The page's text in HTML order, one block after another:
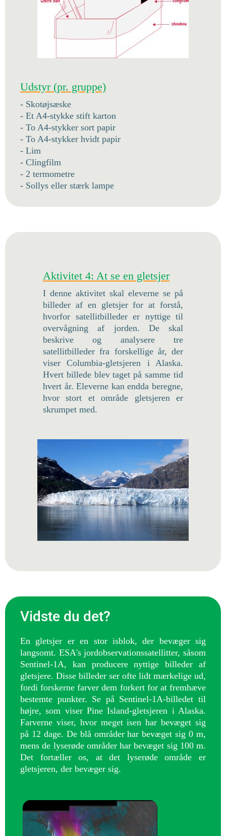
Udstyr (pr. gruppe)
- Skotøjsæske
- Et A4-stykke stift karton
- To A4-stykker sort papir
- To A4-stykker hvidt papir
- Lim
- Clingfilm
- 2 termometre
- Sollys eller stærk lampe
Aktivitet 4: At se en gletsjer
I denne aktivitet skal eleverne se på
billeder af en gletsjer for at forstå,
hvorfor satellitbilleder er nyttige til
overvågning af jorden. De skal
beskrive og analysere tre
satellitbilleder fra forskellige år, der
viser Columbia-gletsjeren i Alaska.
Hvert billede blev taget på samme tid
hvert år. Eleverne kan endda beregne,
hvor stort et område gletsjeren er
skrumpet med.
Vidste du det?
En gletsjer er en stor isblok, der bevæger sig
langsomt. ESA's jordobservationssatellitter, såsom
Sentinel-1A, kan producere nyttige billeder af
gletsjere. Disse billeder ser ofte lidt mærkelige ud,
fordi forskerne farver dem forkert for at fremhæve
bestemte punkter. Se på Sentinel-1A-billedet til
højre, som viser Pine Island-gletsjeren i Alaska.
Farverne viser, hvor meget isen har bevæget sig
på 12 dage. De blå områder har bevæget sig 0 m,
mens de lyserøde områder har bevæget sig 100 m.
Det fortæller os, at det lyserøde område er
gletsjeren, der bevæger sig.